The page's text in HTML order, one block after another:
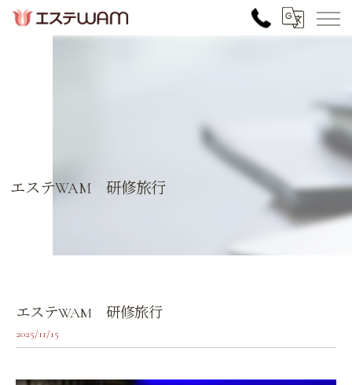
エステWAM 研修旅行
エステWAM 研修旅行
2025/11/15